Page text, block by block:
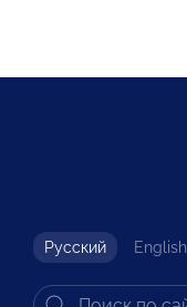
Русский English